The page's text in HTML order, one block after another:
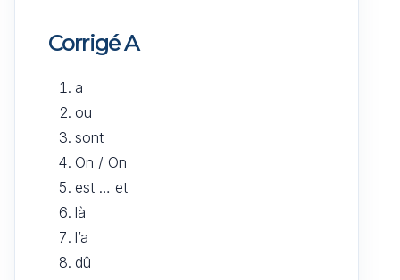
Corrigé A
a
ou
sont
On / On
est … et
là
l’a
dû